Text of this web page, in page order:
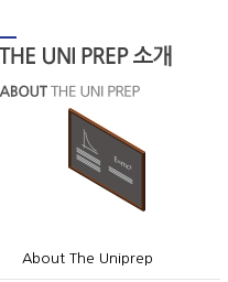
About The Uniprep